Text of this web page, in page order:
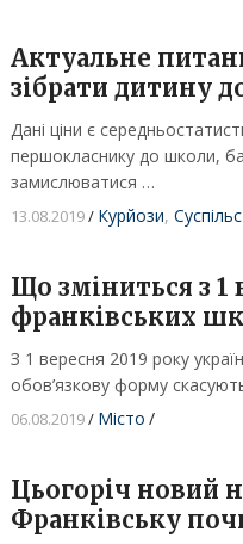
Актуальне
зібрати дитину
Дані ціни є
першокласнику до школи,
замислюватися …
13.08.2019/ Курйози,
Що зміниться з 1
франківських
З 1 вересня 2019 року
обов’язкову форму
06.08.2019/ Місто /
Цьогоріч новий
Франківську